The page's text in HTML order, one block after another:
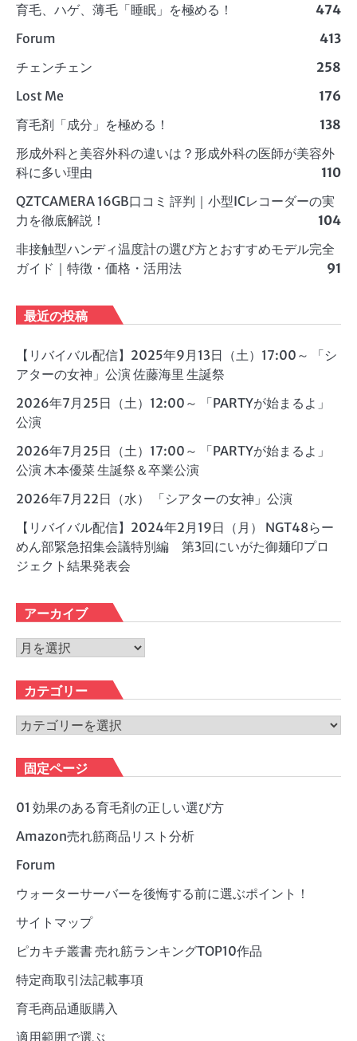
育毛、ハゲ、薄毛「睡眠」を極める！
474
Forum
413
チェンチェン
258
Lost Me
176
育毛剤「成分」を極める！
138
形成外科と美容外科の違いは？形成外科の医師が美容外
科に多い理由
110
QZTCAMERA 16GB口コミ 評判｜小型ICレコーダーの実
力を徹底解説！
104
非接触型ハンディ温度計の選び方とおすすめモデル完全
ガイド｜特徴・価格・活用法
91
最近の投稿
【リバイバル配信】2025年9月13日（土）17:00～ 「シ
アターの女神」公演 佐藤海里 生誕祭
2026年7月25日（土）12:00～ 「PARTYが始まるよ」
公演
2026年7月25日（土）17:00～ 「PARTYが始まるよ」
公演 木本優菜 生誕祭＆卒業公演
2026年7月22日（水） 「シアターの女神」公演
【リバイバル配信】2024年2月19日（月） NGT48らー
めん部緊急招集会議特別編 第3回にいがた御麺印プロ
ジェクト結果発表会
アーカイブ
ア
カ
イ
ブ
カテゴリー
カ
ゴ
リ
ー
固定ページ
01 効果のある育毛剤の正しい選び方
Amazon売れ筋商品リスト分析
Forum
ウォーターサーバーを後悔する前に選ぶポイント！
サイトマップ
ピカキチ叢書 売れ筋ランキングTOP10作品
特定商取引法記載事項
育毛商品通販購入
適用範囲で選ぶ